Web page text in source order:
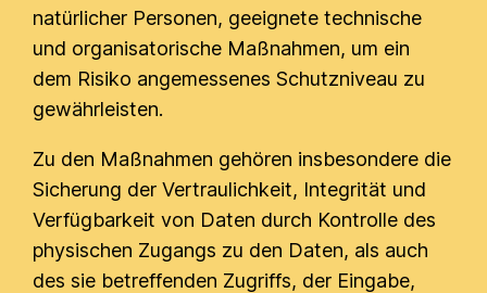
natürlicher Personen, geeignete technische
und organisatorische Maßnahmen, um ein
dem Risiko angemessenes Schutzniveau zu
gewährleisten.
Zu den Maßnahmen gehören insbesondere die
Sicherung der Vertraulichkeit, Integrität und
Verfügbarkeit von Daten durch Kontrolle des
physischen Zugangs zu den Daten, als auch
des sie betreffenden Zugriffs, der Eingabe,